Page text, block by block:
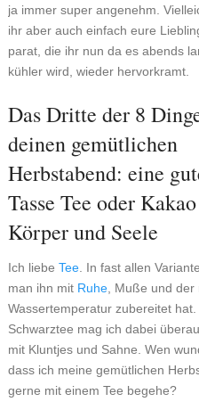
ja immer super angenehm.
ihr aber auch einfach eure
parat, die ihr nun da es abends
kühler wird, wieder hervorkramt.
Das Dritte der 8
deinen gemütlichen
Herbstabend: eine
Tasse Tee oder
Körper und Seele
Ich liebe Tee. In fast allen
man ihn mit Ruhe, Muße und der
Wassertemperatur zubereitet hat.
Schwarztee mag ich dabei
mit Kluntjes und Sahne. Wen
dass ich meine gemütlichen
gerne mit einem Tee begehe?